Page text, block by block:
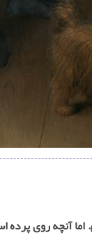
آنچه روی پرده